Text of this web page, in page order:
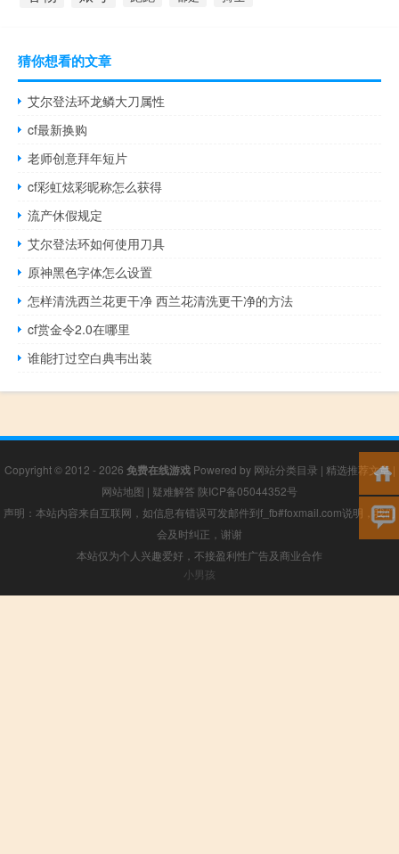
猜你想看的文章
艾尔登法环龙鳞大刀属性
cf最新换购
老师创意拜年短片
cf彩虹炫彩昵称怎么获得
流产休假规定
艾尔登法环如何使用刀具
原神黑色字体怎么设置
怎样清洗西兰花更干净 西兰花清洗更干净的方法
cf赏金令2.0在哪里
谁能打过空白典韦出装
Copyright © 2012 - 2026 免费在线游戏Powered by 网站分类目录 | 精选推荐文章|
网站地图 | 疑难解答 陕ICP备05044352号
声明：本站内容来自互联网，如信息有错误可发邮件到f_fb#foxmail.com说明，我们
会及时纠正，谢谢
本站仅为个人兴趣爱好，不接盈利性广告及商业合作
小男孩